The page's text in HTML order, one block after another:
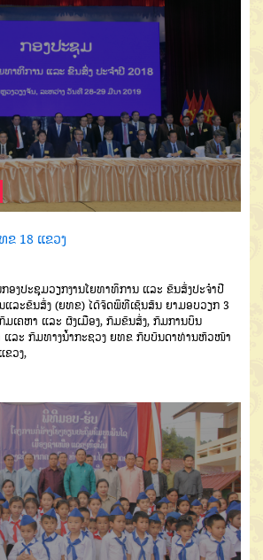
ຂ 18 ແຂວງ
ອງປະຊຸມວຽກງານໂຍທາທິການ ແລະ ຂົນສົ່ງປະຈຳປີ
ແລະຂົນສົ່ງ (ຍທຂ) ໄດ້ຈັດພິທີເຊັນສັນ ຍາມອບວຽກ 3
ມເຄຫາ ແລະ ຜັງເມືອງ, ກົມຂົນສົ່ງ, ກົມການບິນ
ແລະ ກົມທາງນ້ຳກະຊວງ ຍທຂ ກັບບັນດາທ່ານຫົວໜ້າ
ຂວງ,